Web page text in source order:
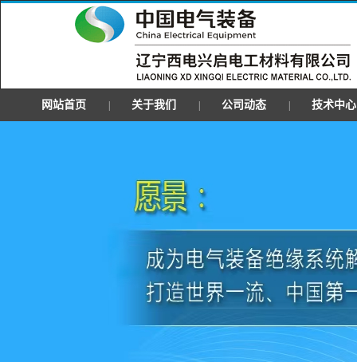
网站首页 关于我们 公司动态 技术中心